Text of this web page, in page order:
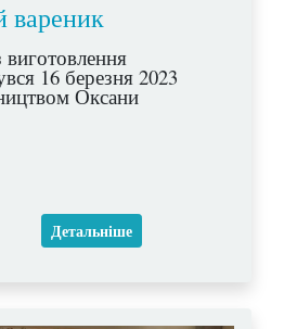
вареник
16 березня 2023
Оксани
Детальніше